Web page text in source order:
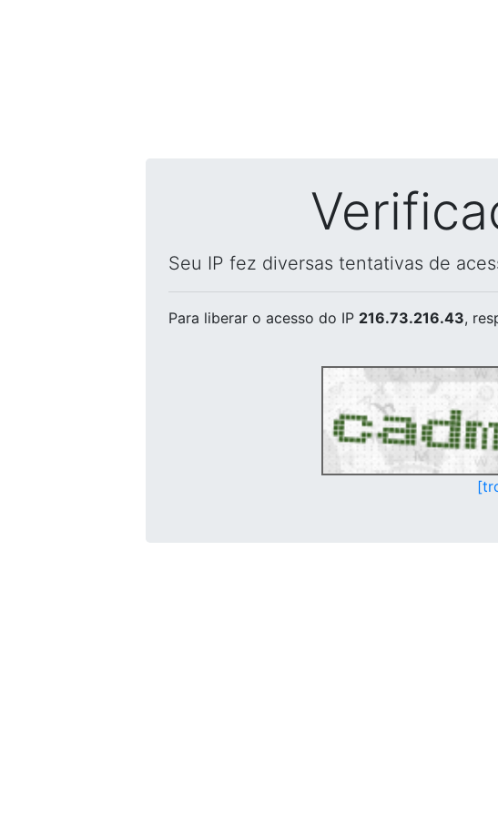
Seu IP fez diversas tentativas de
Para liberar o acesso do IP 216.73.216.43,